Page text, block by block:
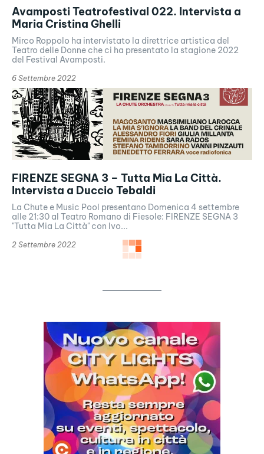
Avamposti Teatrofestival 022. Intervista a
Maria Cristina Ghelli
Mirco Roppolo ha intervistato la direttrice artistica del
Teatro delle Donne che ci ha presentato la stagione 2022
del Festival Avamposti.
6 Settembre 2022
FIRENZE SEGNA 3 – Tutta Mia La Città.
Intervista a Duccio Tebaldi
La Chute e Music Pool presentano Domenica 4 settembre
alle 21:30 al Teatro Romano di Fiesole: FIRENZE SEGNA 3
"Tutta Mia La Città" con Ivo...
2 Settembre 2022